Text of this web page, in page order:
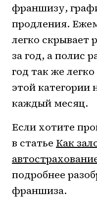
франшизу,
продления.
легко скрывает
за год, а полис
год так же
этой
каждый месяц.
Если хотите
в статье Как
подробнее
франшиза.